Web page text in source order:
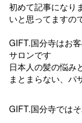
初めて記事になり
いと思ってますの
GIFT.国分寺はお
サロンです
日本人の髪の悩み
まとまらない、パ
GIFT.国分寺では